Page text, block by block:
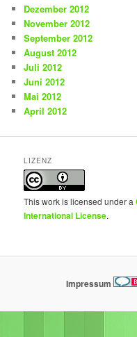
Dezember 2012
November 2012
September 2012
August 2012
Juli 2012
Juni 2012
Mai 2012
April 2012
LIZENZ
This work is licensed under a
International License.
Impressum